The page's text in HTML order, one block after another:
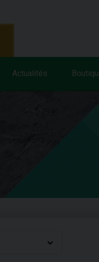
Actualités